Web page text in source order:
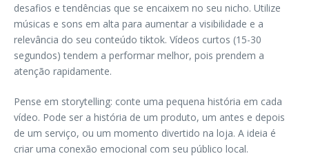
desafios e tendências que se encaixem no seu nicho. Utilize
músicas e sons em alta para aumentar a visibilidade e a
relevância do seu conteúdo tiktok. Vídeos curtos (15-30
segundos) tendem a performar melhor, pois prendem a
atenção rapidamente.
Pense em storytelling: conte uma pequena história em cada
vídeo. Pode ser a história de um produto, um antes e depois
de um serviço, ou um momento divertido na loja. A ideia é
criar uma conexão emocional com seu público local.